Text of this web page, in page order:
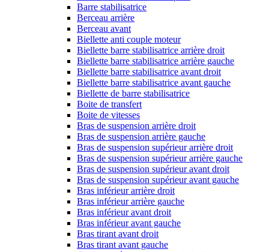
Barre stabilisatrice
Berceau arrière
Berceau avant
Biellette anti couple moteur
Biellette barre stabilisatrice arrière droit
Biellette barre stabilisatrice arrière gauche
Biellette barre stabilisatrice avant droit
Biellette barre stabilisatrice avant gauche
Biellette de barre stabilisatrice
Boite de transfert
Boite de vitesses
Bras de suspension arrière droit
Bras de suspension arrière gauche
Bras de suspension supérieur arrière droit
Bras de suspension supérieur arrière gauche
Bras de suspension supérieur avant droit
Bras de suspension supérieur avant gauche
Bras inférieur arrière droit
Bras inférieur arrière gauche
Bras inférieur avant droit
Bras inférieur avant gauche
Bras tirant avant droit
Bras tirant avant gauche